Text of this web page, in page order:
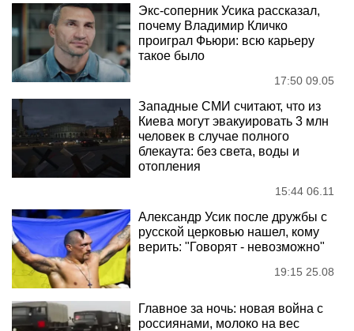
Экс-соперник Усика рассказал,
почему Владимир Кличко
проиграл Фьюри: всю карьеру
такое было
17:50 09.05
Западные СМИ считают, что из
Киева могут эвакуировать 3 млн
человек в случае полного
блекаута: без света, воды и
отопления
15:44 06.11
Александр Усик после дружбы с
русской церковью нашел, кому
верить: "Говорят - невозможно"
19:15 25.08
Главное за ночь: новая война с
россиянами, молоко на вес